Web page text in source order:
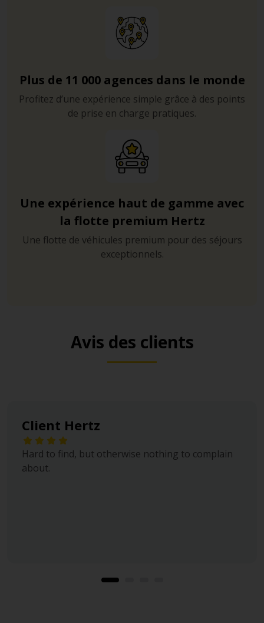
Plus de 11 000 agences dans le monde
Profitez d’une expérience simple grâce à des points
de prise en charge pratiques.
Une expérience haut de gamme avec
la flotte premium Hertz
Une flotte de véhicules premium pour des séjours
exceptionnels.
Avis des clients
Client Hertz
Hard to find, but otherwise nothing to complain
about.